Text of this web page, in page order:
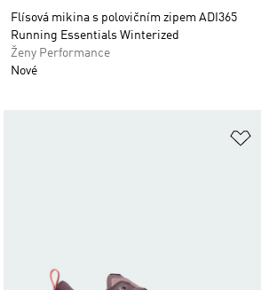
Flísová mikina s polovičním zipem ADI365
Running Essentials Winterized
Ženy Performance
Nové